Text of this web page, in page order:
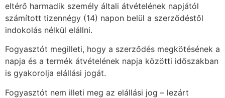
eltérő harmadik személy általi átvételének napjától
számított tizennégy (14) napon belül a szerződéstől
indokolás nélkül elállni.
Fogyasztót megilleti, hogy a szerződés megkötésének a
napja és a termék átvételének napja közötti időszakban
is gyakorolja elállási jogát.
Fogyasztót nem illeti meg az elállási jog – lezárt